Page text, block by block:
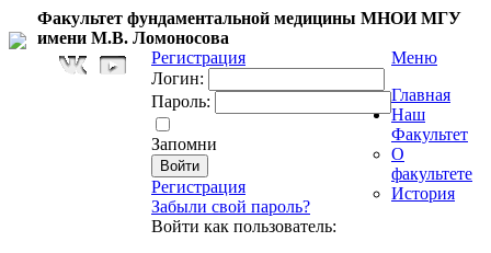
Факультет фундаментальной медицины МНОИ МГУ
имени М.В. Ломоносова
Регистрация
Логин:
Пароль:
Запомни
Регистрация
Забыли свой пароль?
Войти как пользователь:
Меню
Главная
Наш
Факультет
О
факультете
История